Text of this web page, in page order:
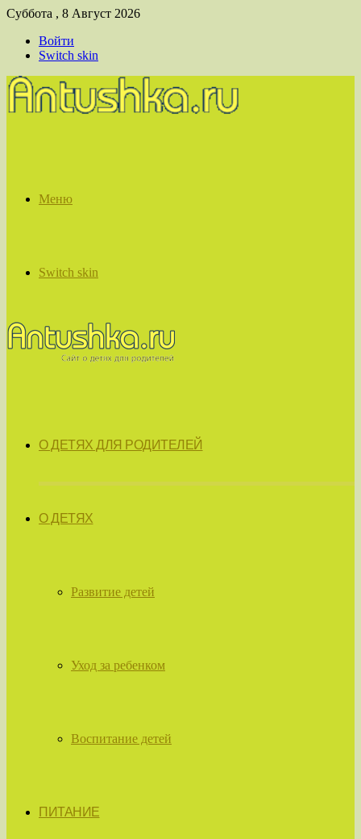
Суббота , 8 Август 2026
Войти
Switch skin
Меню
Switch skin
О ДЕТЯХ ДЛЯ РОДИТЕЛЕЙ
О ДЕТЯХ
Развитие детей
Уход за ребенком
Воспитание детей
ПИТАНИЕ